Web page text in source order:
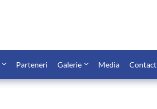
Parteneri Galerie Media Contact